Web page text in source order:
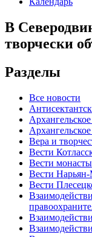
В
творчески
Разделы
Все новости
Вера и
Вести
Вести
Вести
Вести